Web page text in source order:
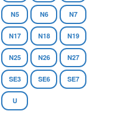
N5 N6 N7
N17 N18 N19
N25 N26 N27
SE3 SE6 SE7
U